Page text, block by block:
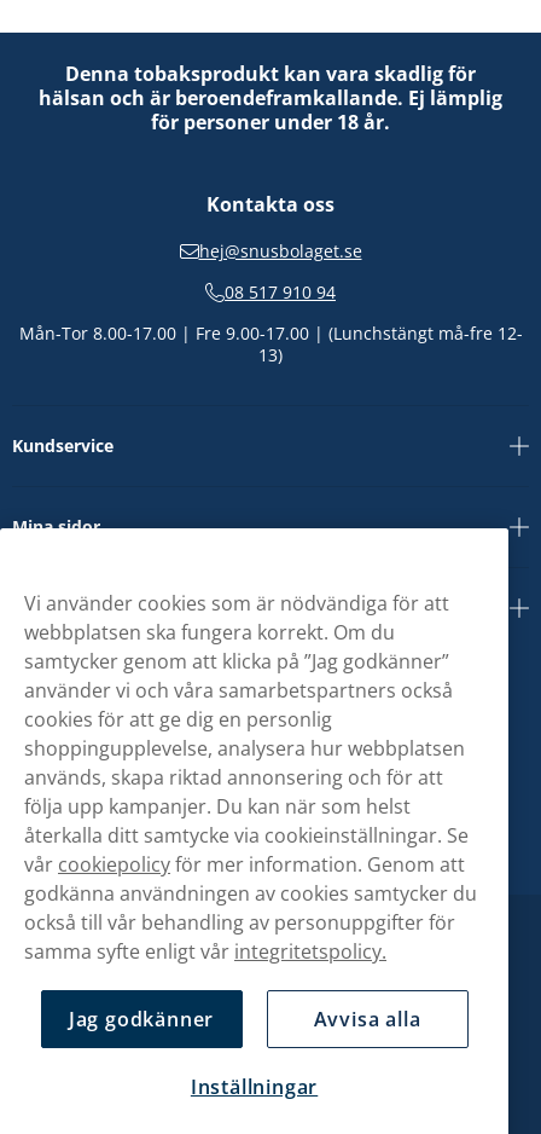
Denna tobaksprodukt kan vara skadlig för
hälsan och är beroendeframkallande. Ej lämplig
för personer under 18 år.
Kontakta oss
hej@snusbolaget.se
08 517 910 94
Mån-Tor 8.00-17.00 | Fre 9.00-17.00 | (Lunchstängt må-fre 12-
13)
Kundservice
Mina sidor
Om oss
Vi använder cookies som är nödvändiga för att
webbplatsen ska fungera korrekt. Om du
samtycker genom att klicka på ”Jag godkänner”
använder vi och våra samarbetspartners också
cookies för att ge dig en personlig
shoppingupplevelse, analysera hur webbplatsen
används, skapa riktad annonsering och för att
följa upp kampanjer. Du kan när som helst
återkalla ditt samtycke via cookieinställningar. Se
vår cookiepolicyför mer information. Genom att
godkänna användningen av cookies samtycker du
också till vår behandling av personuppgifter för
samma syfte enligt vår integritetspolicy.
Jag godkänner Avvisa alla
Inställningar